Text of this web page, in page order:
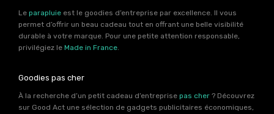
Le parapluie est le goodies d’entreprise par excellence. Il vous
permet d’offrir un beau cadeau tout en offrant une belle visibilité
durable à votre marque. Pour une petite attention responsable,
privilégiez le Made in France.
Goodies pas cher
À la recherche d’un petit cadeau d’entreprise pas cher ? Découvrez
sur Good Act une sélection de gadgets publicitaires économiques,